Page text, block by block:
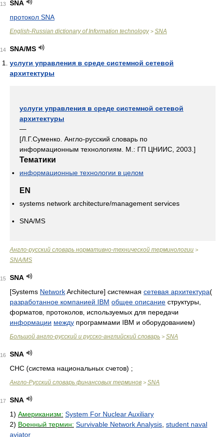
13
SNA
протокол SNA
English-Russian dictionary of Information technology> SNA
14
SNA/MS
услуги управления в среде системной сетевой
архитектуры
услуги управления в среде системной сетевой
архитектуры
—
[Л.Г.Суменко. Англо-русский словарь по
информационным технологиям. М.: ГП ЦНИИС, 2003.]
Тематики
информационные технологии в целом
EN
systems network architecture/management services
SNA/MS
Англо-русский словарь нормативно-технической терминологии >
SNA/MS
15
SNA
[Systems NetworkArchitecture] системная сетевая архитектура(
разработанное компанией IBM общее описание структуры,
форматов, протоколов, используемых для передачи
информации между программами IBM и оборудованием)
Большой англо-русский и русско-английский словарь > SNA
16
SNA
СНС (система национальных счетов) ;
Англо-Русский словарь финансовых терминов > SNA
17
SNA
1) Американизм: System For Nuclear Auxiliary
2) Военный термин: Survivable Network Analysis student naval
aviator